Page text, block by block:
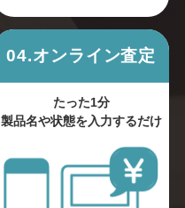
04.オンライン査定
たった1分
製品名や状態を入力するだけ